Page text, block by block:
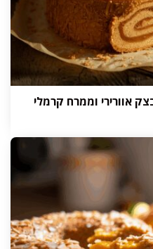
אוורירי וממרח קרמלי